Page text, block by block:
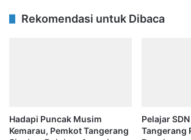
Rekomendasi untuk Dibaca
Hadapi Puncak Musim
Kemarau, Pemkot Tangerang
Pelajar
Tangerang